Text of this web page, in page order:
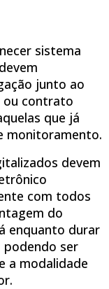
sistema
junto ao
ou contrato
que já
monitoramento.
devem
com todos
do
enquanto durar
podendo ser
a modalidade